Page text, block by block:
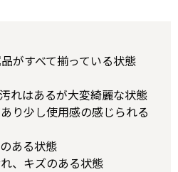
がすべて揃っている状態
れはあるが大変綺麗な状態
り少し使用感の感じられる
ある状態
、キズのある状態